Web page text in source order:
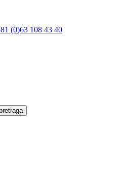
(0)63 108 43 40